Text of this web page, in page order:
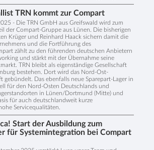
TRN kommt zur Compart
- Die TRN GmbH aus Greifswald wird zum
der Compart-Gruppe aus Lünen. Die bisherigen
Krüger und Reinhard Haack sichern damit die
und die Fortführung des
zählt zu den führenden deutschen Anbietern
und stärkt mit der Übernahme seine
TRN bleibt als eigenständige Gesellschaft
bestehen. Dort wird das Nord-Ost-
gebündelt. Das ebenfalls neue Sparepart-Lager in
für den Nord-Osten Deutschlands und
in Lünen/Dortmund (Mitte) und
für auch deutschlandweit kurze
Servicequalitäten.
Start der Ausbildung zum
für Systemintegration bei Compart